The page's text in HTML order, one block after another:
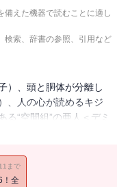
えた機器で読むことに適し
検索、辞書の参照、引用など
）、頭と胴体が分離し
、人の心が読めるキジ
る“空間組”の亜人＜デミ
危機（？）を引き起
は学校の外で思い出
８巻！
まで
！全